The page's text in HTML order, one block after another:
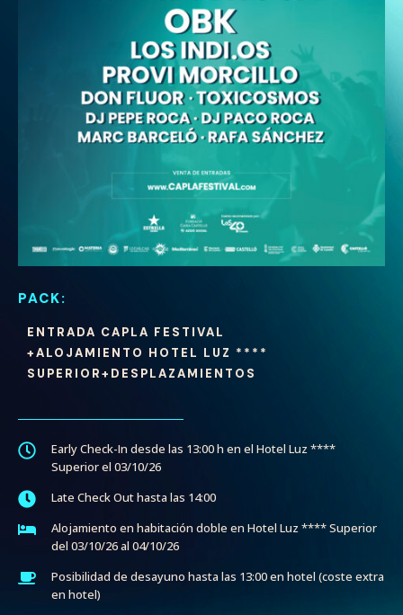
PACK:
ENTRADA CAPLA FESTIVAL
+ALOJAMIENTO HOTEL LUZ ****
SUPERIOR+DESPLAZAMIENTOS
Early Check-In desde las 13:00 h en el Hotel Luz ****
Superior el 03/10/26
Late Check Out hasta las 14:00
Alojamiento en habitación doble en Hotel Luz **** Superior
del 03/10/26 al 04/10/26
Posibilidad de desayuno hasta las 13:00 en hotel (coste extra
en hotel)